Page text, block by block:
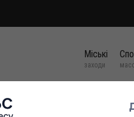
Міські
заходи